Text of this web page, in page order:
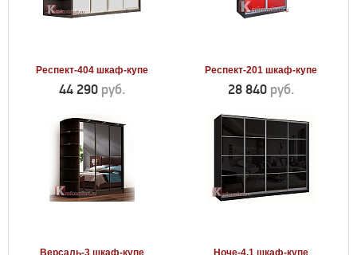
Респект-404 шкаф-купе
44 290 руб.
Респект-201 шкаф-купе
28 840 руб.